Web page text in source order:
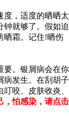
度，适度的晒晒太
钟就够了。假如迫
晒霜。记住!晒伤
要。银屑病会在你
病发生。在刮胡子
咬、皮肤收炎、
，怕感染，请点击